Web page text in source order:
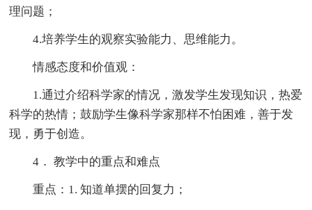
理问题；
4.培养学生的观察实验能力、思维能力。
情感态度和价值观：
1.通过介绍科学家的情况，激发学生发现知识，热爱
科学的热情；鼓励学生像科学家那样不怕困难，善于发
现，勇于创造。
4． 教学中的重点和难点
重点：1. 知道单摆的回复力；